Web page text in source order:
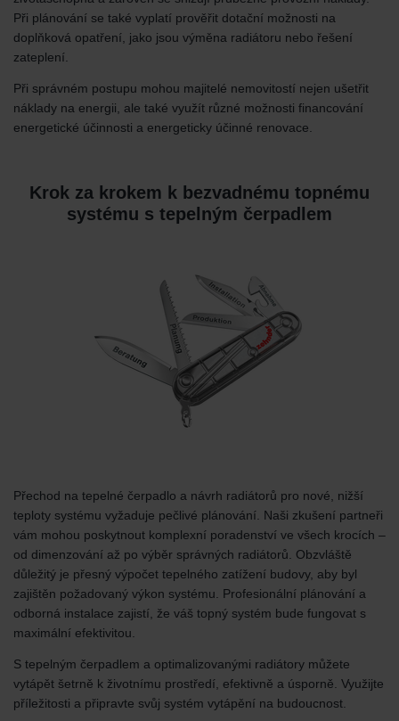
Při plánování se také vyplatí prověřit dotační možnosti na
doplňková opatření, jako jsou výměna radiátoru nebo řešení
zateplení.
Při správném postupu mohou majitelé nemovitostí nejen ušetřit
náklady na energii, ale také využít různé možnosti financování
energetické účinnosti a energeticky účinné renovace.
Krok za krokem k bezvadnému topnému
systému s tepelným čerpadlem
Přechod na tepelné čerpadlo a návrh radiátorů pro nové, nižší
teploty systému vyžaduje pečlivé plánování. Naši zkušení partneři
vám mohou poskytnout komplexní poradenství ve všech krocích –
od dimenzování až po výběr správných radiátorů. Obzvláště
důležitý je přesný výpočet tepelného zatížení budovy, aby byl
zajištěn požadovaný výkon systému. Profesionální plánování a
odborná instalace zajistí, že váš topný systém bude fungovat s
maximální efektivitou.
S tepelným čerpadlem a optimalizovanými radiátory můžete
vytápět šetrně k životnímu prostředí, efektivně a úsporně. Využijte
příležitosti a připravte svůj systém vytápění na budoucnost.